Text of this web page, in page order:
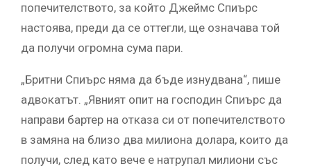
попечителството, за който Джеймс Спиърс
настоява, преди да се оттегли, ще означава той
да получи огромна сума пари.
„Бритни Спиърс няма да бъде изнудвана“, пише
адвокатът. „Явният опит на господин Спиърс да
направи бартер на отказа си от попечителството
в замяна на близо два милиона долара, които да
получи, след като вече е натрупал милиони със